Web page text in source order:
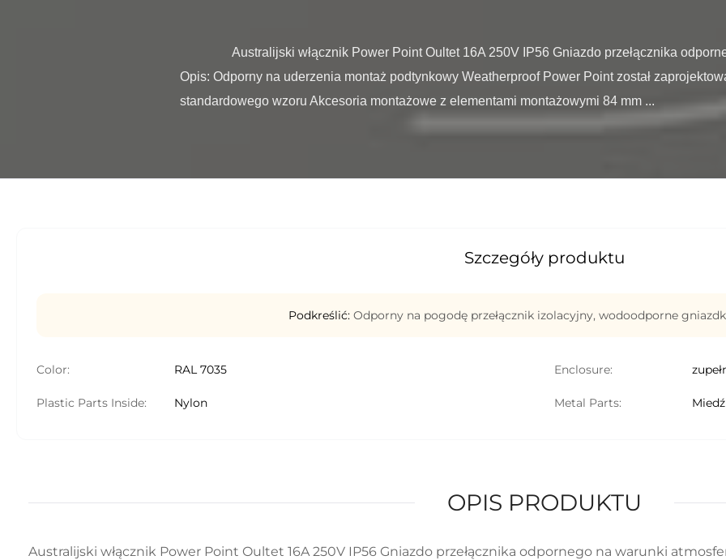
Opis: Odporny na uderzenia montaż podtynkowy Weatherproof Power Point został
standardowego wzoru Akcesoria montażowe z elementami montażowymi 84 mm ...
Szczegóły produktu
Podkreślić: Odporny na pogodę przełącznik izolacyjny, wodoodporne
Color: RAL 7035 Enclosure:
Plastic Parts Inside: Nylon Metal Parts: Miedź
OPIS PRODUKTU
Australijski włącznik Power Point Oultet 16A 250V IP56 Gniazdo przełącznika odpornego na warunki